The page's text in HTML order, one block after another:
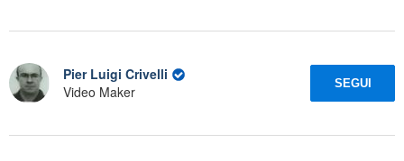
Pier Luigi Crivelli
Video Maker
SEGUI